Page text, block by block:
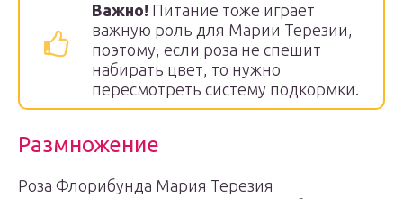
Важно! Питание тоже играет
важную роль для Марии Терезии,
поэтому, если роза не спешит
набирать цвет, то нужно
пересмотреть систему подкормки.
Размножение
Роза Флорибунда Мария Терезия